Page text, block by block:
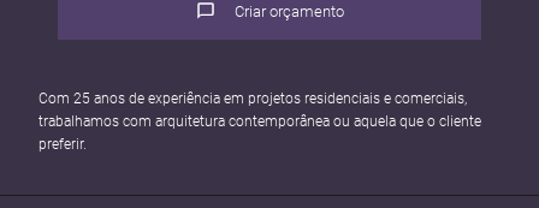
Criar orçamento
Com 25 anos de experiência em projetos residenciais e comerciais,
trabalhamos com arquitetura contemporânea ou aquela que o cliente
preferir.